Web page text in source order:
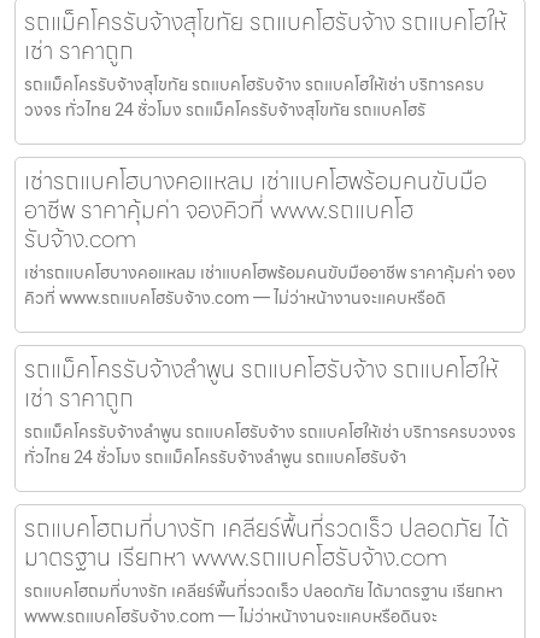
รถแม็คโครรับจ้างสุโขทัย รถแบคโฮรับจ้าง รถแบคโฮให้
เช่า ราคาถูก
รถแม็คโครรับจ้างสุโขทัย รถแบคโฮรับจ้าง รถแบคโฮให้เช่า บริการครบ
วงจร ทั่วไทย 24 ชั่วโมง รถแม็คโครรับจ้างสุโขทัย รถแบคโฮรั
เช่ารถแบคโฮบางคอแหลม เช่าแบคโฮพร้อมคนขับมือ
อาชีพ ราคาคุ้มค่า จองคิวที่ www.รถแบคโฮ
รับจ้าง.com
เช่ารถแบคโฮบางคอแหลม เช่าแบคโฮพร้อมคนขับมืออาชีพ ราคาคุ้มค่า จอง
คิวที่ www.รถแบคโฮรับจ้าง.com — ไม่ว่าหน้างานจะแคบหรือดิ
รถแม็คโครรับจ้างลำพูน รถแบคโฮรับจ้าง รถแบคโฮให้
เช่า ราคาถูก
รถแม็คโครรับจ้างลำพูน รถแบคโฮรับจ้าง รถแบคโฮให้เช่า บริการครบวงจร
ทั่วไทย 24 ชั่วโมง รถแม็คโครรับจ้างลำพูน รถแบคโฮรับจ้า
รถแบคโฮถมที่บางรัก เคลียร์พื้นที่รวดเร็ว ปลอดภัย ได้
มาตรฐาน เรียกหา www.รถแบคโฮรับจ้าง.com
รถแบคโฮถมที่บางรัก เคลียร์พื้นที่รวดเร็ว ปลอดภัย ได้มาตรฐาน เรียกหา
www.รถแบคโฮรับจ้าง.com — ไม่ว่าหน้างานจะแคบหรือดินจะ